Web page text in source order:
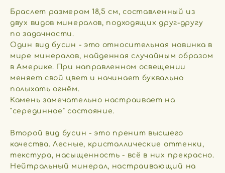
Браслет размером 18,5 см, составленный из
двух видов минералов, подходящих друг-другу
по задачности.
Один вид бусин - это относительная новинка в
мире минералов, найденная случайным образом
в Америке. При направленном освещении
меняет свой цвет и начинает буквально
полыхать огнём.
Камень замечательно настраивает на
"серединное" состояние.
Второй вид бусин - это пренит высшего
качества. Лесные, кристаллические оттенки,
текстура, насыщенность - всё в них прекрасно.
Нейтральный минерал, настраивающий на